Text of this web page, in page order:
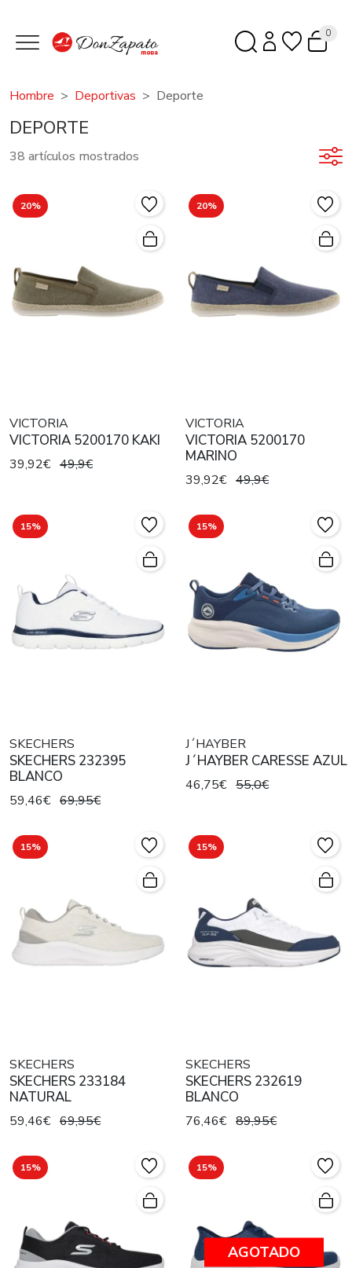
0
Hombre Deportivas Deporte
DEPORTE
38 artículos mostrados
20%
VICTORIA
VICTORIA 5200170 KAKI
39,92€ 49,9€
20%
VICTORIA
VICTORIA 5200170
MARINO
39,92€ 49,9€
15%
SKECHERS
SKECHERS 232395
BLANCO
59,46€ 69,95€
15%
J´HAYBER
J´HAYBER CARESSE AZUL
46,75€ 55,0€
15%
SKECHERS
SKECHERS 233184
NATURAL
59,46€ 69,95€
15%
SKECHERS
SKECHERS 232619
BLANCO
76,46€ 89,95€
15% 15%
AGOTADO